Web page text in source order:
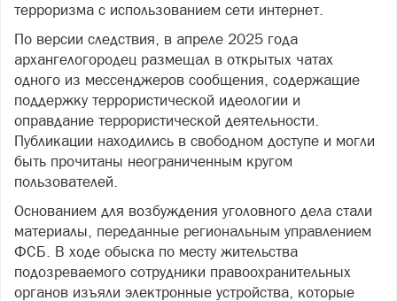
терроризма с использованием сети интернет.
По версии следствия, в апреле 2025 года
архангелогородец размещал в открытых чатах
одного из мессенджеров сообщения, содержащие
поддержку террористической идеологии и
оправдание террористической деятельности.
Публикации находились в свободном доступе и могли
быть прочитаны неограниченным кругом
пользователей.
Основанием для возбуждения уголовного дела стали
материалы, переданные региональным управлением
ФСБ. В ходе обыска по месту жительства
подозреваемого сотрудники правоохранительных
органов изъяли электронные устройства, которые